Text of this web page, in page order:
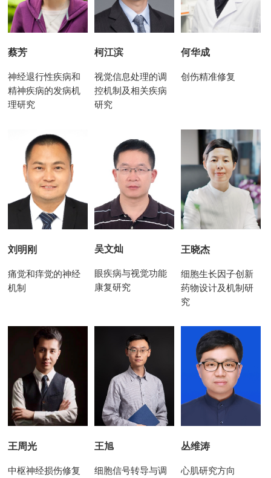
蔡芳
神经退行性疾病和
精神疾病的发病机
理研究
柯江滨
视觉信息处理的调
控机制及相关疾病
研究
何华成
创伤精准修复
刘明刚
痛觉和痒觉的神经
机制
吴文灿
眼疾病与视觉功能
康复研究
王晓杰
细胞生长因子创新
药物设计及机制研
究
王周光
中枢神经损伤修复
王旭
细胞信号转导与调
丛维涛
心肌研究方向